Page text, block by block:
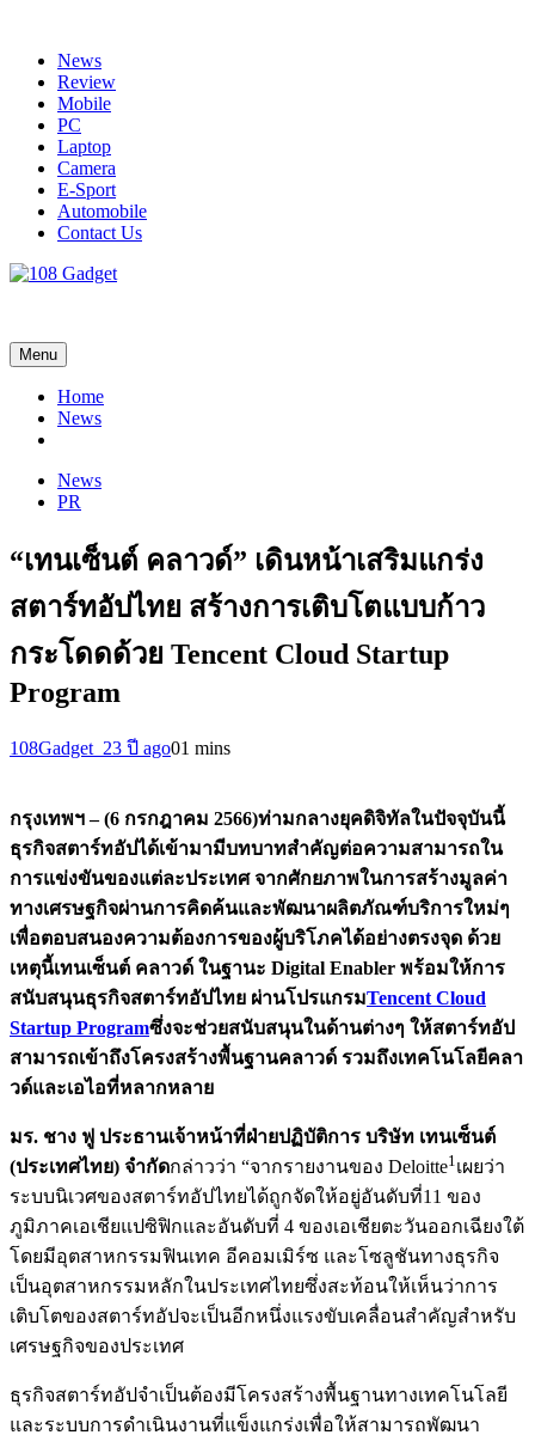
contentNews
Review
Mobile
PC
Laptop
Camera
E-Sport
Automobile
Contact Us
Menu
Home
News
News
PR
“เทนเซ็นต์ คลาวด์” เดินหน้าเสริมแกร่ง
สตาร์ทอัปไทย สร้างการเติบโตแบบก้าว
กระโดดด้วย Tencent Cloud Startup
Program
108Gadget_23 ปี ago01 mins
กรุงเทพฯ– (6 กรกฎาคม 2566)ท่ามกลางยุคดิจิทัลในปัจจุบันนี้
ธุรกิจสตาร์ทอัปได้เข้ามามีบทบาทสำคัญต่อความสามารถใน
การแข่งขันของแต่ละประเทศ จากศักยภาพในการสร้างมูลค่า
ทางเศรษฐกิจผ่านการคิดค้นและพัฒนาผลิตภัณฑ์บริการใหม่ๆ
เพื่อตอบสนองความต้องการของผู้บริโภคได้อย่างตรงจุด ด้วย
เหตุนี้เทนเซ็นต์ คลาวด์ ในฐานะ Digital Enabler พร้อมให้การ
สนับสนุนธุรกิจสตาร์ทอัปไทย ผ่านโปรแกรมTencent Cloud
Startup Programซึ่งจะช่วยสนับสนุนในด้านต่างๆ ให้สตาร์ทอัป
สามารถเข้าถึงโครงสร้างพื้นฐานคลาวด์ รวมถึงเทคโนโลยีคลา
วด์และเอไอที่หลากหลาย
มร. ชาง ฟู ประธานเจ้าหน้าที่ฝ่ายปฏิบัติการ บริษัท เทนเซ็นต์
(ประเทศไทย) จํากัดกล่าวว่า “จากรายงานของ Deloitte1 เผยว่า
ระบบนิเวศของสตาร์ทอัปไทยได้ถูกจัดให้อยู่อันดับที่11 ของ
ภูมิภาคเอเชียแปซิฟิกและอันดับที่ 4 ของเอเชียตะวันออกเฉียงใต้
โดยมีอุตสาหกรรมฟินเทค อีคอมเมิร์ซ และโซลูชันทางธุรกิจ
เป็นอุตสาหกรรมหลักในประเทศไทยซึ่งสะท้อนให้เห็นว่าการ
เติบโตของสตาร์ทอัปจะเป็นอีกหนึ่งแรงขับเคลื่อนสำคัญสำหรับ
เศรษฐกิจของประเทศ
ธุรกิจสตาร์ทอัปจำเป็นต้องมีโครงสร้างพื้นฐานทางเทคโนโลยี
และระบบการดำเนินงานที่แข็งแกร่งเพื่อให้สามารถพัฒนา